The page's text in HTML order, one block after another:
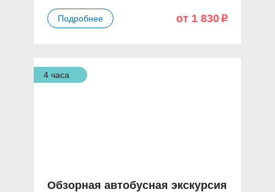
Подробнее от 1 830 p
4 часа
Обзорная автобусная экскурсия